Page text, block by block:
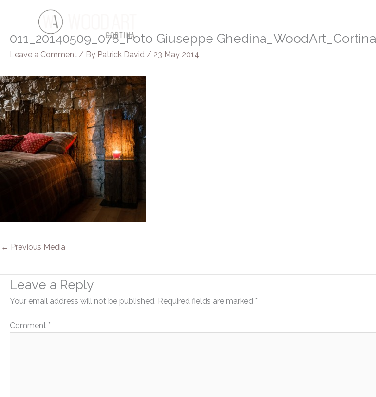
011_20140509_078_Foto Giuseppe Ghedina_WoodArt_Cortina
Leave a Comment / By Patrick David / 23 May 2014
← Previous Media
Leave a Reply
Your email address will not be published. Required fields are marked *
Comment *